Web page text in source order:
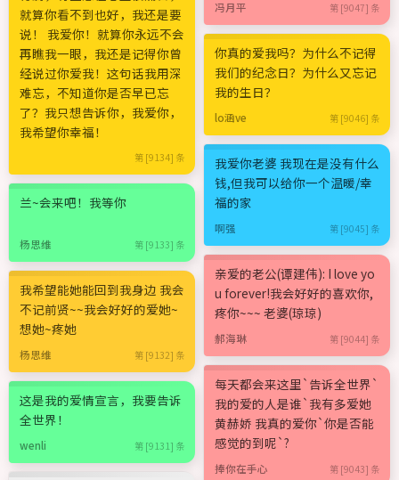
就算你看不到也好，我还是要
说！ 我爱你！就算你永远不会
再瞧我一眼，我还是记得你曾
经说过你爱我！这句话我用深
难忘，不知道你是否早已忘
了？我只想告诉你，我爱你，
我希望你幸福！
第 [9134] 条
兰~会来吧！我等你
杨思维 第 [9133] 条
我希望能她能回到我身边 我会
不记前贤~~我会好好的爱她~
想她~疼她
杨思维 第 [9132] 条
这是我的爱情宣言，我要告诉
全世界！
wenli 第 [9131] 条
冯月平 第 [9047] 条
你真的爱我吗？为什么不记得
我们的纪念日？为什么又忘记
我的生日？
lo涵ve 第 [9046] 条
我爱你老婆 我现在是没有什么
钱,但我可以给你一个温暖/幸
福的家
啊强 第 [9045] 条
亲爱的老公(谭建伟): I love yo
u forever!我会好好的喜欢你,
疼你~~~ 老婆(琼琼)
郝海琳 第 [9044] 条
每天都会来这里`告诉全世界`
我的爱的人是谁`我有多爱她
黄赫娇 我真的爱你`你是否能
感觉的到呢`?
捧你在手心 第 [9043] 条